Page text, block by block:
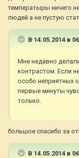
температыры ничего
людей а не пустую
В 14.05.2014 в
Мне недавно
контрастом. Если
особо неприятных
первые минуты
только.
большое спасибо за
В 14.05.2014 в